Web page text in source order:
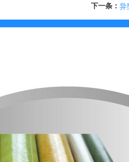
下一条： 异